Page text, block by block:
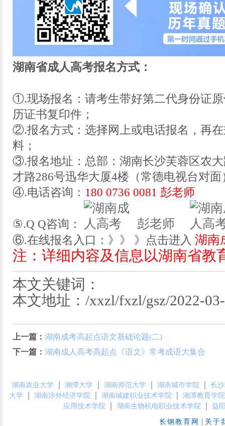
湖南省成人高考报名方式：
①.现场报名：请考生带好第二代身份证
历证书复印件；
②.报名方式：选择网上或电话报名，再
料；
③.报名地址：总部：湖南长沙芙蓉区农
才路286号迅华大厦4楼（常德电视台对面
④.电话咨询： 180 0736 0081 彭老师
⑤.Q Q咨询： 彭老师
⑥.在线报名入口：》》 》点击进入 湖南
注：详细内容及信息以湖南省教
本文关键词：
本文地址：/xxzl/fxzl/gsz/2022-
上一篇： 湖南成考高起点语文基础论题(二)
下一篇： 湖南成人高考高起点《语文》常考成语大集合
湖南农业大学 湘潭大学 湖南师范大学 湖南城市学院
长
大学
湖南涉外经济学院 湖南城建职业技术学院
湘潭教育学院
应用技术学院
湖南生物机电职业技术学院 益
长钢教育网 | 关于